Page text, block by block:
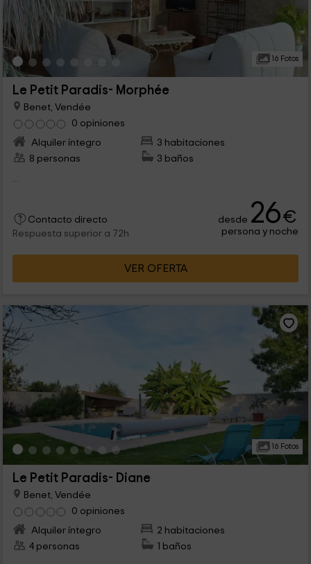
16 Fotos
Le Petit Paradis- Morphée
Benet, Vendée
0 opiniones
Alquiler íntegro
3 habitaciones
8 personas
3 baños
Contacto directo
Respuesta superior a 72h
desde 26€
persona y noche
VER OFERTA
16 Fotos
Le Petit Paradis- Diane
Benet, Vendée
0 opiniones
Alquiler íntegro
2 habitaciones
4 personas
1 baños